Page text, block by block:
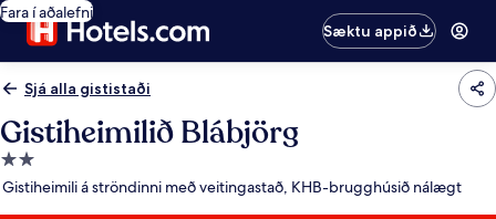
Fara í aðalefni
Sæktu appið
Sjá alla gististaði
Gistiheimilið Blábjörg
2.0
stjörnu
Gistiheimili á ströndinni með veitingastað, KHB-brugghúsið nálægt